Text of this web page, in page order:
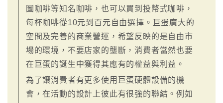
圖咖啡等知名咖啡，也可以買到投幣式咖啡，
每杯咖啡從10元到百元自由選擇。巨蛋廣大的
空間及完善的商業營運，希望反映的是自由市
場的環境，不要店家的壟斷，消費者當然也要
在巨蛋的誕生中獲得其應有的權益與利益。
為了讓消費者有更多使用巨蛋硬體設備的機
會，在活動的設計上彼此有很強的聯結。例如